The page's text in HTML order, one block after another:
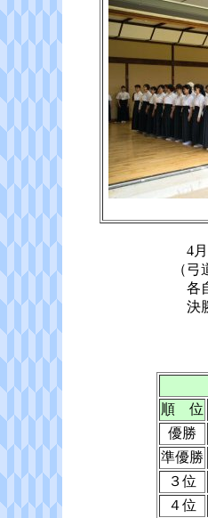
4月
（
各
決
順 位
優勝
準優勝
３位
４位